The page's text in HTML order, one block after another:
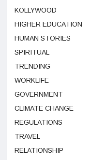
KOLLYWOOD
HIGHER EDUCATION
HUMAN STORIES
SPIRITUAL
TRENDING
WORKLIFE
GOVERNMENT
CLIMATE CHANGE
REGULATIONS
TRAVEL
RELATIONSHIP